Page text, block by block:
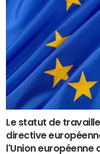
Le statut de
directive
l'Union européenne